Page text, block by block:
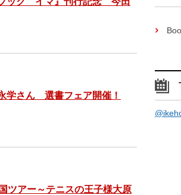
学さん 選書フェア開催！
ツアー～テニスの王子様大原